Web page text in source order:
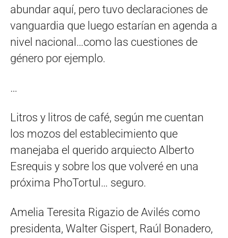
abundar aquí, pero tuvo declaraciones de
vanguardia que luego estarían en agenda a
nivel nacional…como las cuestiones de
género por ejemplo.
…
Litros y litros de café, según me cuentan
los mozos del establecimiento que
manejaba el querido arquiecto Alberto
Esrequis y sobre los que volveré en una
próxima PhoTortul… seguro.
Amelia Teresita Rigazio de Avilés como
presidenta, Walter Gispert, Raúl Bonadero,